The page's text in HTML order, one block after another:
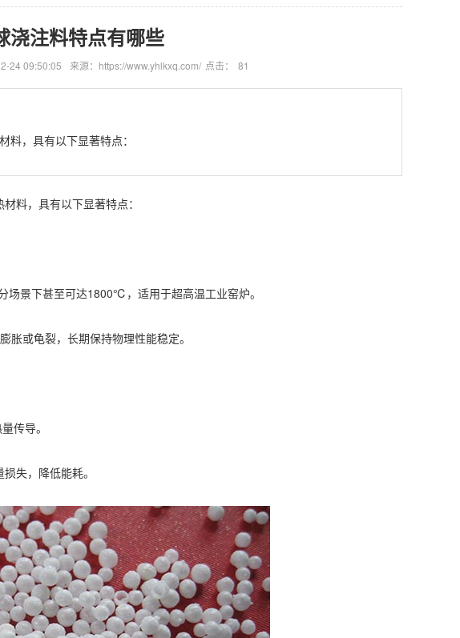
浇注料特点有哪些
24 09:50:05 来源：https://www.yhlkxq.com/ 点击： 81
，具有以下显著特点：
料，具有以下显著特点：
下甚至可达1800℃，适用于超高温工业窑炉。
或龟裂，长期保持物理性能稳定。
传导。
失，降低能耗。